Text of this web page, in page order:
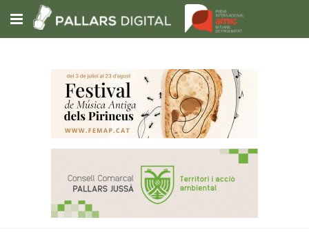
Subscriu-t'hi
Portada